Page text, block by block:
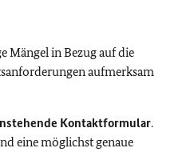
Mängel in Bezug auf die
aufmerksam
Kontaktformular.
eine möglichst genaue